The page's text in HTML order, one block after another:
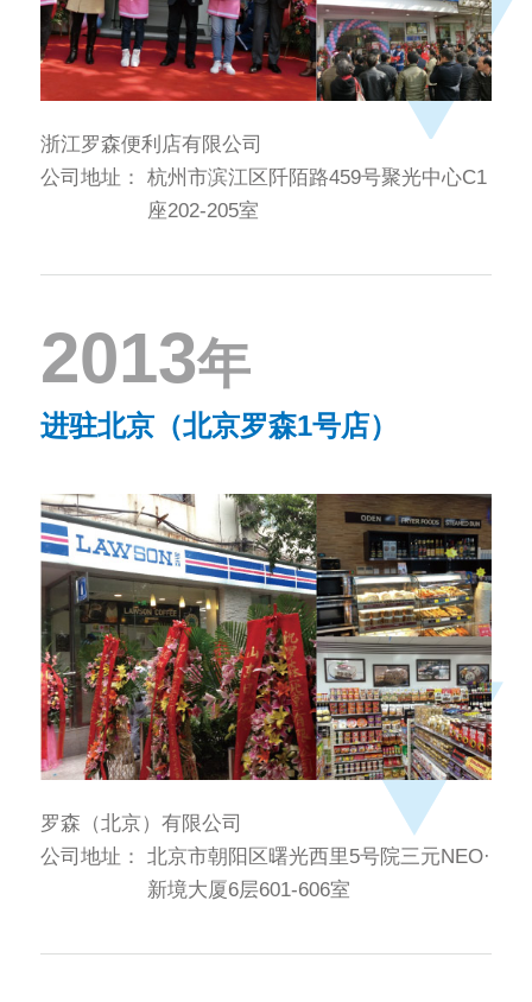
浙江罗森便利店有限公司
公司地址：
杭州市滨江区阡陌路459号聚光中心C1
座202-205室
2013年
进驻北京（北京罗森1号店）
罗森（北京）有限公司
公司地址：
北京市朝阳区曙光西里5号院三元NEO·
新境大厦6层601-606室